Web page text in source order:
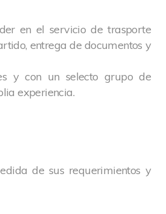
en el servicio de trasporte
entrega de documentos y
y con un selecto grupo de
experiencia.
de sus requerimientos y